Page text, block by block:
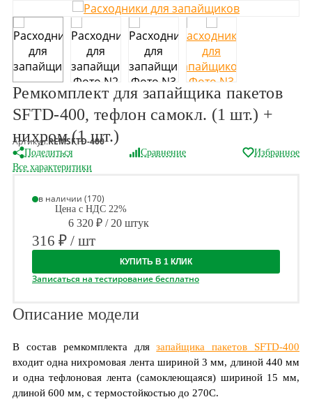
Ремкомплект для запайщика пакетов
SFTD-400, тефлон самокл. (1 шт.) +
нихром (1 шт.)
Артикул:REMSFTD-400
Поделиться Сравнение
Избранное
Все характеритики
в наличии (170)
Цена с НДС 22%
6 320 ₽ / 20 штук
316 ₽ / шт
КУПИТЬ В 1 КЛИК
Записаться на тестирование бесплатно
Описание модели
В состав ремкомплекта длязапайщика пакетов SFTD-400
входит одна нихромовая лента шириной 3 мм, длиной 440 мм
и одна тефлоновая лента (самоклеющаяся) шириной 15 мм,
длиной 600 мм, с термостойкостью до 270С.